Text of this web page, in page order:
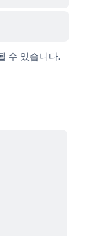
수 있습니다.